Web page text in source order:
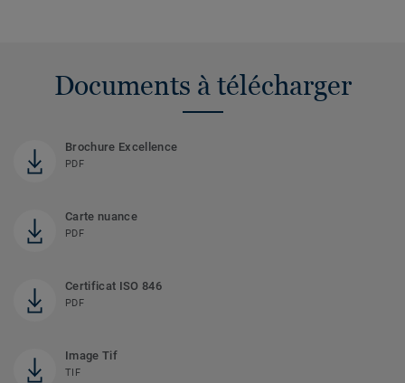
Documents à télécharger
Brochure Excellence
PDF
Carte nuance
PDF
Certificat ISO 846
PDF
Image Tif
TIF